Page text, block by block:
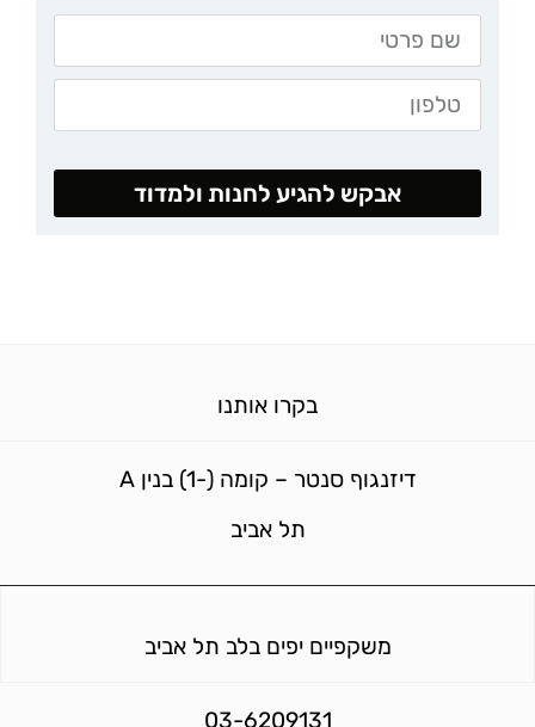
אבקש להגיע לחנות ולמדוד
בקרו אותנו
דיזנגוף סנטר – קומה (-1) בנין A
תל אביב
משקפיים יפים בלב תל אביב
03-6209131